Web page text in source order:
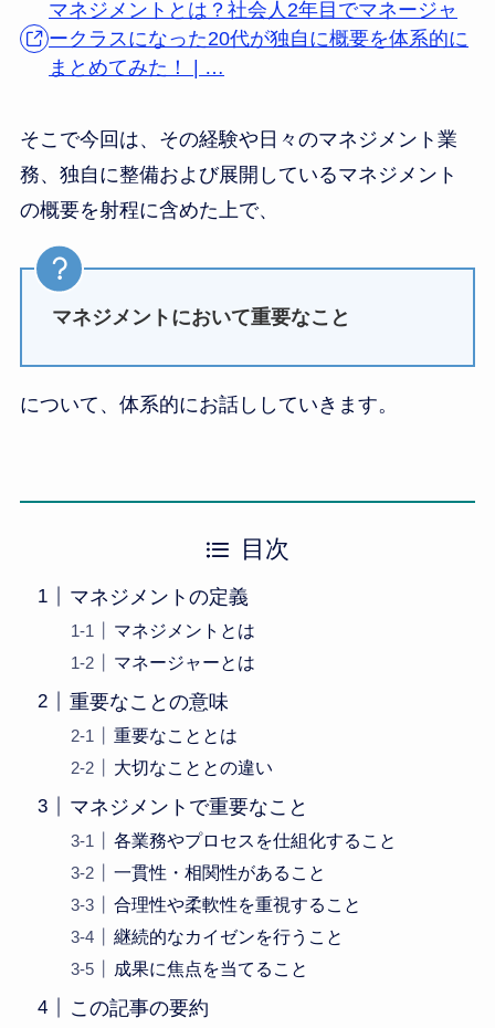
マネジメントとは？社会人2年目でマネージャ
ークラスになった20代が独自に概要を体系的に
まとめてみた！ | …
そこで今回は、その経験や日々のマネジメント業
務、独自に整備および展開しているマネジメント
の概要を射程に含めた上で、
マネジメントにおいて重要なこと
について、体系的にお話ししていきます。
目次
マネジメントの定義
マネジメントとは
マネージャーとは
重要なことの意味
重要なこととは
大切なこととの違い
マネジメントで重要なこと
各業務やプロセスを仕組化すること
一貫性・相関性があること
合理性や柔軟性を重視すること
継続的なカイゼンを行うこと
成果に焦点を当てること
この記事の要約